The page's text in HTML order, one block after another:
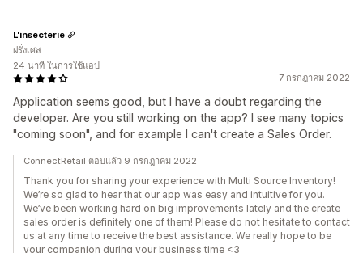
7 กรกฎาคม 2022
Application seems good, but I have a doubt regarding the
developer. Are you still working on the app? I see many topics
"coming soon", and for example I can't create a Sales Order.
L'insecterie
ฝรั่งเศส
24 นาที ในการใช้แอป
ConnectRetail ตอบแล้ว 9 กรกฎาคม 2022
Thank you for sharing your experience with Multi Source Inventory!
We’re so glad to hear that our app was easy and intuitive for you.
We’ve been working hard on big improvements lately and the create
sales order is definitely one of them! Please do not hesitate to contact
us at any time to receive the best assistance. We really hope to be
your companion during your business time <3